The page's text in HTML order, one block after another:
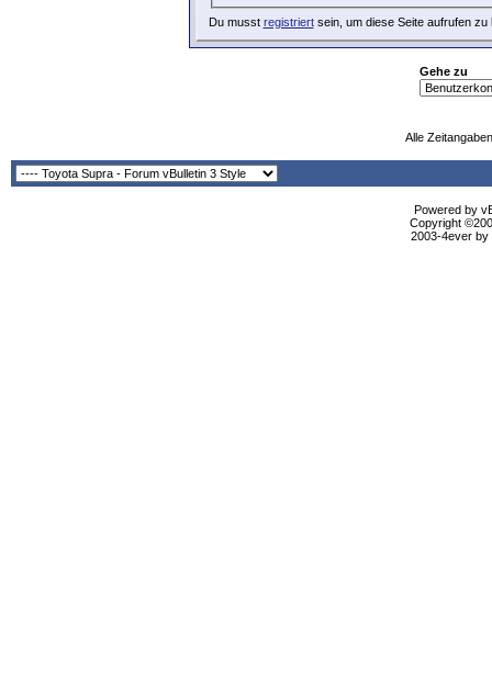
Du musst registriertsein, um diese Seite aufrufen zu
Gehe zu
Alle
Powered by
Copyright
2003-4ever by